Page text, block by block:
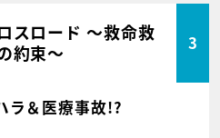
スロード ～救命救
約束～
3
＆医療事故!?